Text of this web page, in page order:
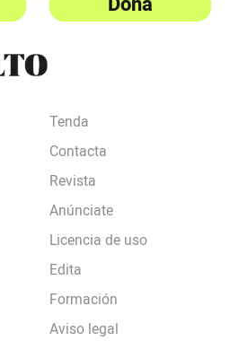
Tenda
Contacta
Revista
Anúnciate
Licencia de uso
Edita
Formación
Aviso legal